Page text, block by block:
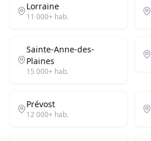
Lorraine
11 000+ hab.
Sainte-Anne-des-
Plaines
15 000+ hab.
Prévost
12 000+ hab.